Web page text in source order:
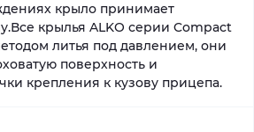
крыло принимает
крылья ALKO серии Compact
литья под давлением, они
поверхность и
крепления к кузову прицепа.